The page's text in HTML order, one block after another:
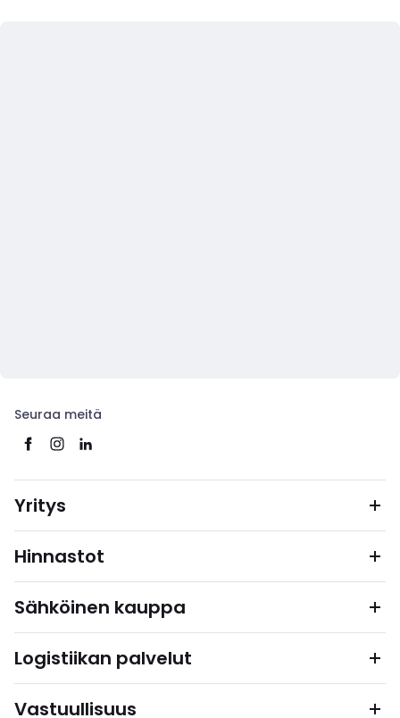
Seuraa meitä
Yritys
Hinnastot
Sähköinen kauppa
Logistiikan palvelut
Vastuullisuus